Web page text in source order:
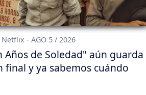
- AGO 5 / 2026
Años de Soledad" aún guarda
final y ya sabemos cuándo